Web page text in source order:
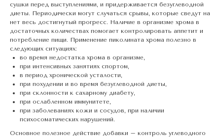
сушки перед выступлениями, и придерживается безуглеводной
диеты. Периодически могут случаться срывы, которые сведут на
нет весь достигнутый прогресс. Наличие в организме хрома в
достаточных количествах помогает контролировать аппетит и
потребление пищи. Применение пиколината хрома полезно в
следующих ситуациях:
во время недостатка хрома в организме,
при интенсивных занятиях спортом,
в период хронической усталости,
при похудении и во время безуглеводной диеты,
при склонности к сахарному диабету,
при ослабленном иммунитете,
при заболеваниях кожи и сосудов, при наличии
психосоматических нарушений.
Основное полезное действие добавки – контроль углеводного